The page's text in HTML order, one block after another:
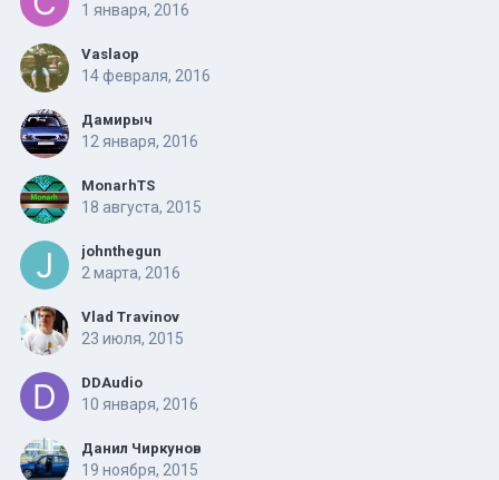
1 января, 2016
Vaslaop
14 февраля, 2016
Дамирыч
12 января, 2016
MonarhTS
18 августа, 2015
johnthegun
2 марта, 2016
Vlad Travinov
23 июля, 2015
DDAudio
10 января, 2016
Данил Чиркунов
19 ноября, 2015